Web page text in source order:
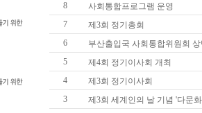
8
사회통합프로그램 운영
7
제3회 정기총회
6
부산출입국 사회통합위원회
5
제4회 정기이사회 개최
4
제3회 정기이사회
3
제3회 세계인의 날 기념 '다문